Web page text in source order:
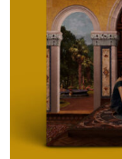
EU ES
Aviso Legal Política